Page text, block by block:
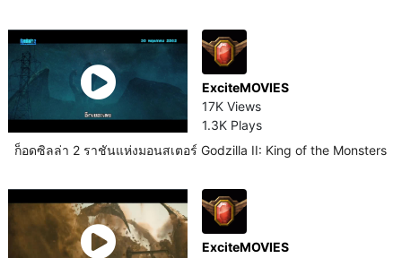
ExciteMOVIES
17K Views
1.3K Plays
ก็อดซิลล่า 2 ราชันแห่งมอนสเตอร์ Godzilla II: King of the Monsters
ExciteMOVIES